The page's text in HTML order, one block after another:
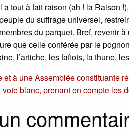
tout à fait raison (ah ! la Raison
du suffrage universel,
du parquet. Bref, revenir
que celle conférée par le
l’artiche, les fafiots, la thune,
et à une Assemblée constituante
blanc, prenant en compte les